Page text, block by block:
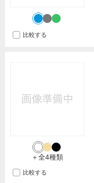
比較する
＋全4種類
比較する